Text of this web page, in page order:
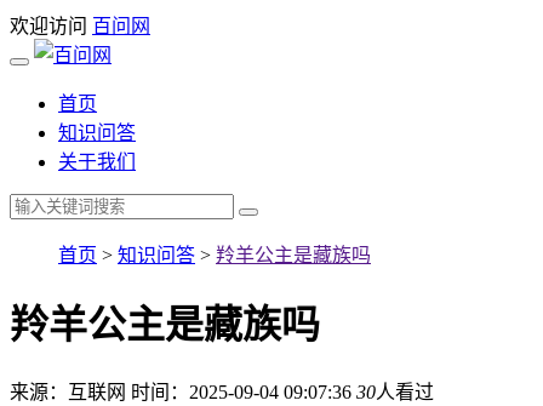
欢迎访问 百问网
首页
知识问答
关于我们
首页 > 知识问答 > 羚羊公主是藏族吗
羚羊公主是藏族吗
来源：互联网 时间：2025-09-04 09:07:36 30人看过